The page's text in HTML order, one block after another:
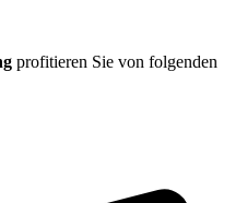
profitieren Sie von folgenden